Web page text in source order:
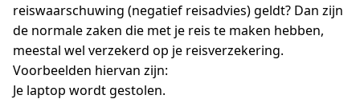
reiswaarschuwing (negatief reisadvies) geldt? Dan zijn
de normale zaken die met je reis te maken hebben,
meestal wel verzekerd op je reisverzekering.
Voorbeelden hiervan zijn:
Je laptop wordt gestolen.